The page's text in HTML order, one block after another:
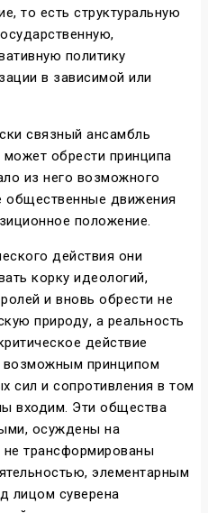
то есть структуральную
политику
в зависимой или
связный ансамбль
обрести принципа
из него возможного
общественные движения
положение.
действия они
корку идеологий,
и вновь обрести не
природу, а реальность
действие
возможным принципом
сил и сопротивления в том
входим. Эти общества
осуждены на
не трансформированы
элементарным
лицом суверена